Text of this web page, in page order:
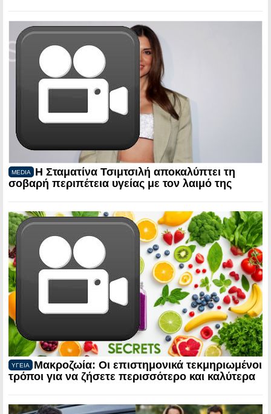
MEDIA
Η Σταματίνα Τσιμτσιλή αποκαλύπτει τη
σοβαρή περιπέτεια υγείας με τον λαιμό της
ΥΓΕΙΑ
Μακροζωία: Οι επιστημονικά τεκμηριωμένοι
τρόποι για να ζήσετε περισσότερο και καλύτερα